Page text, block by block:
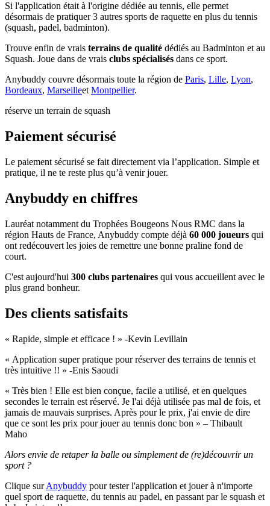
Si l'application était à l'origine dédiée au tennis, elle permet
désormais de pratiquer 3 autres sports de raquette en plus du tennis
(squash, padel, badminton).
Trouve enfin de vrais terrains de qualité dédiés au Badminton et au
Squash. Joue dans de vrais clubs spécialisés dans ce sport.
Anybuddy couvre désormais toute la région de Paris, Lille, Lyon,
Bordeaux, Marseilleet Montpellier.
réserve un terrain de squash
Paiement sécurisé
Le paiement sécurisé se fait directement via l’application. Simple et
pratique, il ne te reste plus qu’à venir jouer.
Anybuddy en chiffres
Lauréat notamment du Trophées Bougeons Nous RMC dans la
région Hauts de France, Anybuddy compte déjà 60 000 joueurs qui
ont redécouvert les joies de remettre une bonne praline fond de
court.
C'est aujourd'hui 300 clubs partenaires qui vous accueillent avec le
plus grand bonheur.
Des clients satisfaits
« Rapide, simple et efficace ! » -Kevin Levillain
« Application super pratique pour réserver des terrains de tennis et
très intuitive !! » -Enis Saoudi
« Très bien ! Elle est bien conçue, facile a utilisé, et en quelques
secondes le terrain est réservé. Je l'ai déjà utilisée pas mal de fois, et
jamais de mauvais surprises. Après pour le prix, j'ai envie de dire
que ce sont les prix pour jouer au tennis donc bon » – Thibault
Maho
Alors envie de retaper la balle ou simplement de (re)découvrir un
sport ?
Clique surAnybuddy pour tester l'application et jouer à n'importe
quel sport de raquette, du tennis au padel, en passant par le squash et